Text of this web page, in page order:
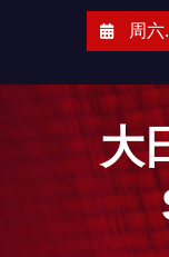
周
大